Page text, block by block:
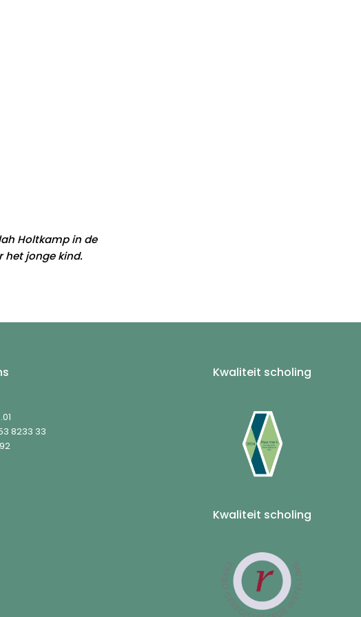
Holtkamp in de
het jonge kind.
8233 33
Kwaliteit scholing
Kwaliteit scholing